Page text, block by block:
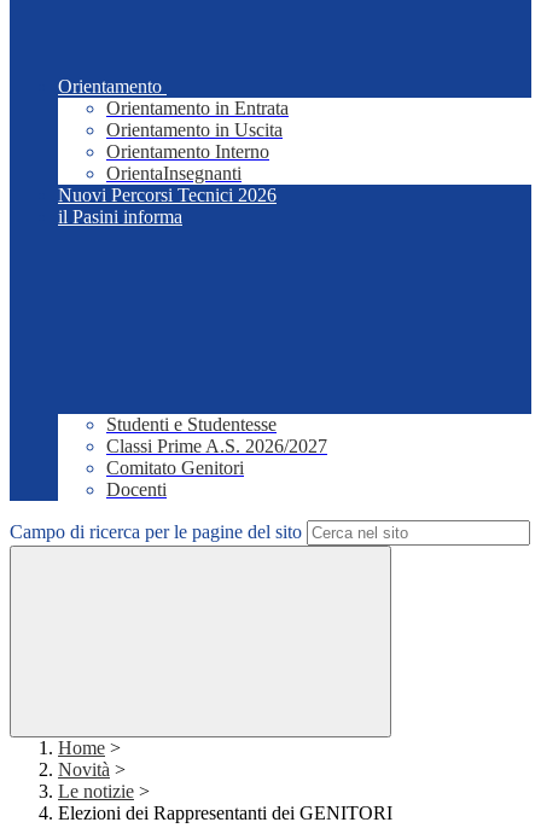
Orientamento
Orientamento in Entrata
Orientamento in Uscita
Orientamento Interno
OrientaInsegnanti
Nuovi Percorsi Tecnici 2026
il Pasini informa
Studenti e Studentesse
Classi Prime A.S. 2026/2027
Comitato Genitori
Docenti
Campo di ricerca per le pagine del sito
Home >
Novità >
Le notizie >
Elezioni dei Rappresentanti dei GENITORI